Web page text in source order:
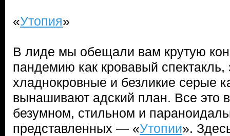
«Утопия»
В лиде мы обещали вам крутую
пандемию как кровавый спектакль,
хладнокровные и безликие серые
вынашивают адский план. Все это
безумном, стильном и
представленных — «Утопии».